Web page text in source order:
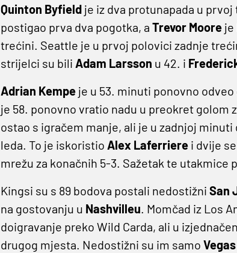
Quinton Byfieldje iz dva protunapada u
postigao prva dva pogotka, a Trevor Moore je
trećini. Seattle je u prvoj polovici zadnje
strijelci su bili Adam Larsson u 42. i
Adrian Kempeje u 53. minuti ponovno
je 58. ponovno vratio nadu u preokret golom
ostao s igračem manje, ali je u zadnjoj
leda. To je iskoristio Alex Laferrierei dvije
mrežu za konačnih 5-3. Sažetak te utakmice
Kingsi su s 89 bodova postali nedostižni San
na gostovanju u Nashvilleu. Momčad iz Los
doigravanje preko Wild Carda, ali u
drugog mjesta. Nedostižni su im samo